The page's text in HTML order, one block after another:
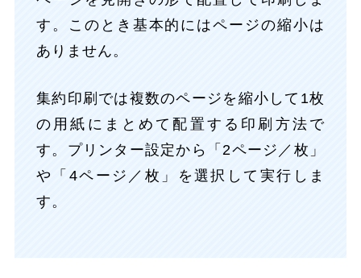
す。このとき基本的にはページの縮小は
ありません。
集約印刷では複数のページを縮小して1枚
の用紙にまとめて配置する印刷方法で
す。プリンター設定から「2ページ／枚」
や「4ページ／枚」を選択して実行しま
す。